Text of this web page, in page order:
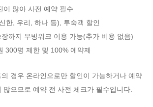
이 많아 사전 예약 필수
한, 우리, 하나 등), 투숙객 할인
까지 무빙워크 이용 가능(추가 비용 없음)
300명 제한 및 100% 예약제
경우 온라인으로만 할인이 가능하거나 예약
많으므로 예약 전 사전 체크가 필수입니다.